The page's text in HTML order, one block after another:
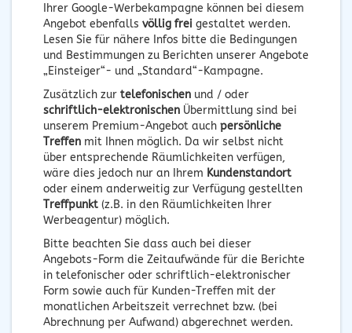
Ihrer Google-Werbekampagne können bei diesem
Angebot ebenfalls völlig frei gestaltet werden.
Lesen Sie für nähere Infos bitte die Bedingungen
und Bestimmungen zu Berichten unserer Angebote
„Einsteiger“- und „Standard“-Kampagne.
Zusätzlich zur telefonischen und / oder
schriftlich-elektronischen Übermittlung sind bei
unserem Premium-Angebot auch persönliche
Treffen mit Ihnen möglich. Da wir selbst nicht
über entsprechende Räumlichkeiten verfügen,
wäre dies jedoch nur an Ihrem Kundenstandort
oder einem anderweitig zur Verfügung gestellten
Treffpunkt (z.B. in den Räumlichkeiten Ihrer
Werbeagentur) möglich.
Bitte beachten Sie dass auch bei dieser
Angebots-Form die Zeitaufwände für die Berichte
in telefonischer oder schriftlich-elektronischer
Form sowie auch für Kunden-Treffen mit der
monatlichen Arbeitszeit verrechnet bzw. (bei
Abrechnung per Aufwand) abgerechnet werden.